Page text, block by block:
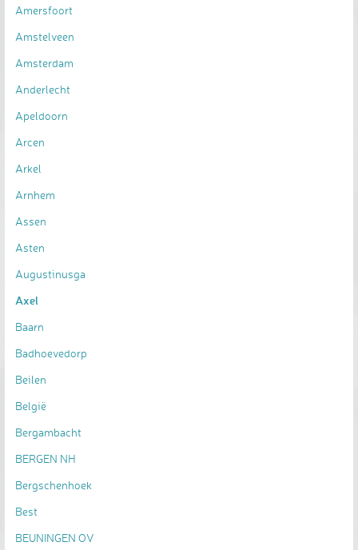
Amersfoort
Amstelveen
Amsterdam
Anderlecht
Apeldoorn
Arcen
Arkel
Arnhem
Assen
Asten
Augustinusga
Axel
Baarn
Badhoevedorp
Beilen
België
Bergambacht
BERGEN NH
Bergschenhoek
Best
BEUNINGEN OV